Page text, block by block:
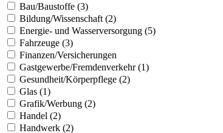
Bau/Baustoffe (3)
Bildung/Wissenschaft (2)
Energie- und Wasserversorgung (5)
Fahrzeuge (3)
Finanzen/Versicherungen
Gastgewerbe/Fremdenverkehr (1)
Gesundheit/Körperpflege (2)
Glas (1)
Grafik/Werbung (2)
Handel (2)
Handwerk (2)